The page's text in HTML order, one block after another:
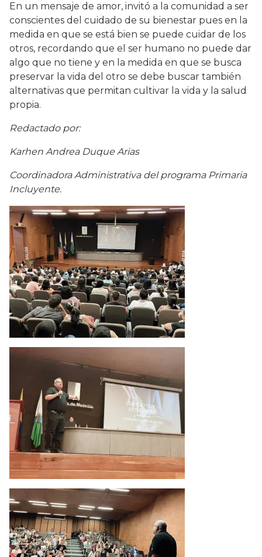
En un mensaje de amor, invitó a la comunidad a ser
conscientes del cuidado de su bienestar pues en la
medida en que se está bien se puede cuidar de los
otros, recordando que el ser humano no puede dar
algo que no tiene y en la medida en que se busca
preservar la vida del otro se debe buscar también
alternativas que permitan cultivar la vida y la salud
propia.
Redactado por:
Karhen Andrea Duque Arias
Coordinadora Administrativa del programa Primaria
Incluyente.